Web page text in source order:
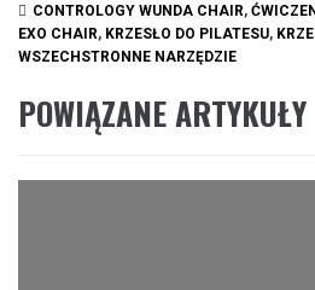
CONTROLOGY WUNDA CHAIR,
EXO CHAIR, KRZESŁO DO PILATESU,
WSZECHSTRONNE NARZĘDZIE
POWIĄZANE ARTYKUŁY